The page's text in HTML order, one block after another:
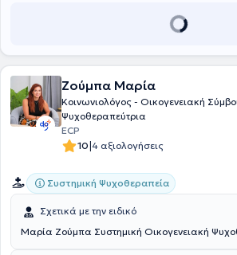
Ζούμπα Μαρία
Κοινωνιολόγος - Οικογενειακή
Ψυχοθεραπεύτρια
ECP
10|4 αξιολογήσεις
Συστημική Ψυχοθεραπεία
Σχετικά με την ειδικό
Μαρία Ζούμπα Συστημική Οικογενειακή